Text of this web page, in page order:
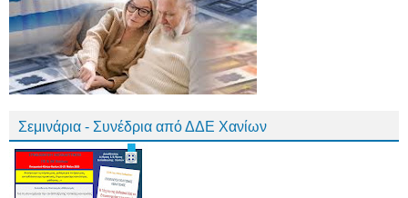
Σεμινάρια - Συνέδρια από ΔΔΕ Χανίων